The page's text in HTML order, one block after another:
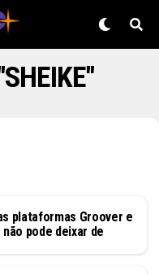
plataformas Groover e
pode deixar de